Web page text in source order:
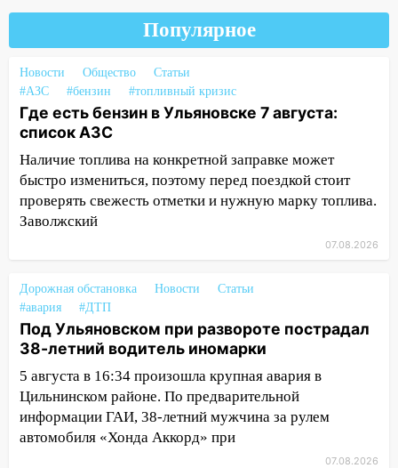
05:00 «Каждая пятая женщина и каждый
второй мужчина в мире сталкиваются с
алопецией»: врач рассказал, чем может
быть вызвано облысение и как с этим
справиться
03:30 Гороскоп на 7 августа: пятница
принесет прилив творческой энергии и
отличные шансы исправить старые
ошибки
23:20
Ульяновской области
20:04 Ульяновцев приглашают на забег,
посвящённый Дню воздушного флота
России
19:12 В Ульяновской области
руководителя частной компании
наказали за сокрытие прошлого своего
Популярное
Новости Общество
Статьи
#АЗС
#бензин #топливный кризис
Где есть бензин в Ульяновске 7 августа:
список АЗС
Наличие топлива на конкретной заправке может
быстро измениться, поэтому перед поездкой стоит
проверять свежесть отметки и нужную марку топлива.
Заволжский
07.08.2026
Дорожная обстановка Новости
Статьи
#авария
#ДТП
Под Ульяновском при развороте пострадал
38-летний водитель иномарки
5 августа в 16:34 произошла крупная авария в
Цильнинском районе. По предварительной
информации ГАИ, 38-летний мужчина за рулем
автомобиля «Хонда Аккорд» при
07.08.2026